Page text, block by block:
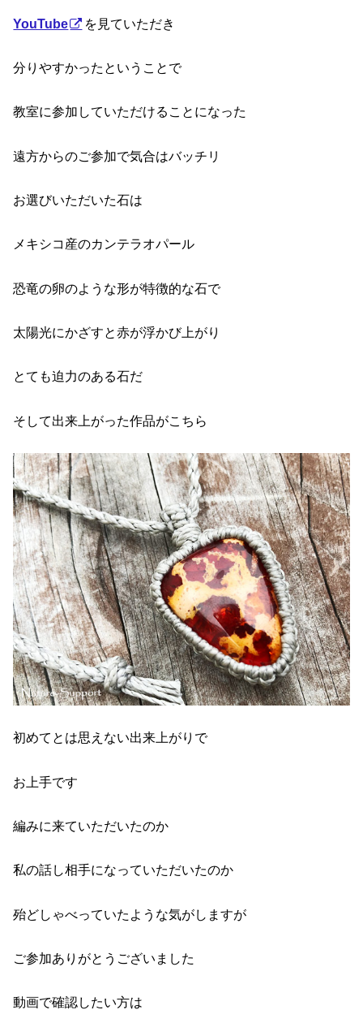
YouTube を見ていただき
分りやすかったということで
教室に参加していただけることになった
遠方からのご参加で気合はバッチリ
お選びいただいた石は
メキシコ産のカンテラオパール
恐竜の卵のような形が特徴的な石で
太陽光にかざすと赤が浮かび上がり
とても迫力のある石だ
そして出来上がった作品がこちら
初めてとは思えない出来上がりで
お上手です
編みに来ていただいたのか
私の話し相手になっていただいたのか
殆どしゃべっていたような気がしますが
ご参加ありがとうございました
動画で確認したい方は